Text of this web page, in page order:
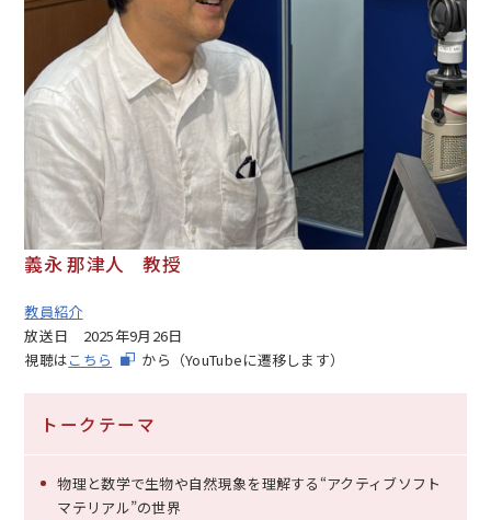
義永 那津人 教授
教員紹介
放送日 2025年9月26日
視聴はこちら から（YouTubeに遷移します）
トークテーマ
物理と数学で生物や自然現象を理解する“アクティブソフト
マテリアル”の世界